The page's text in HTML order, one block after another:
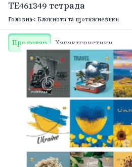
TE461349 тетрада
Головна< Блокноти та щотижневики
Про товар Характеристики